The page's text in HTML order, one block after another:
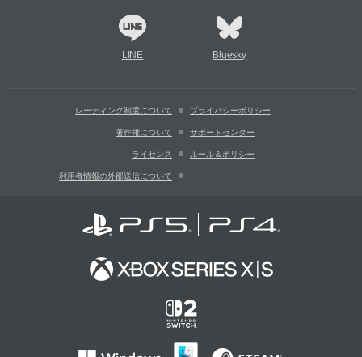
LINE Bluesky
レーティング制度について プライバシーポリシー
著作権について サポートセンター
ライセンス ルール＆ポリシー
利用者情報の外部送信について